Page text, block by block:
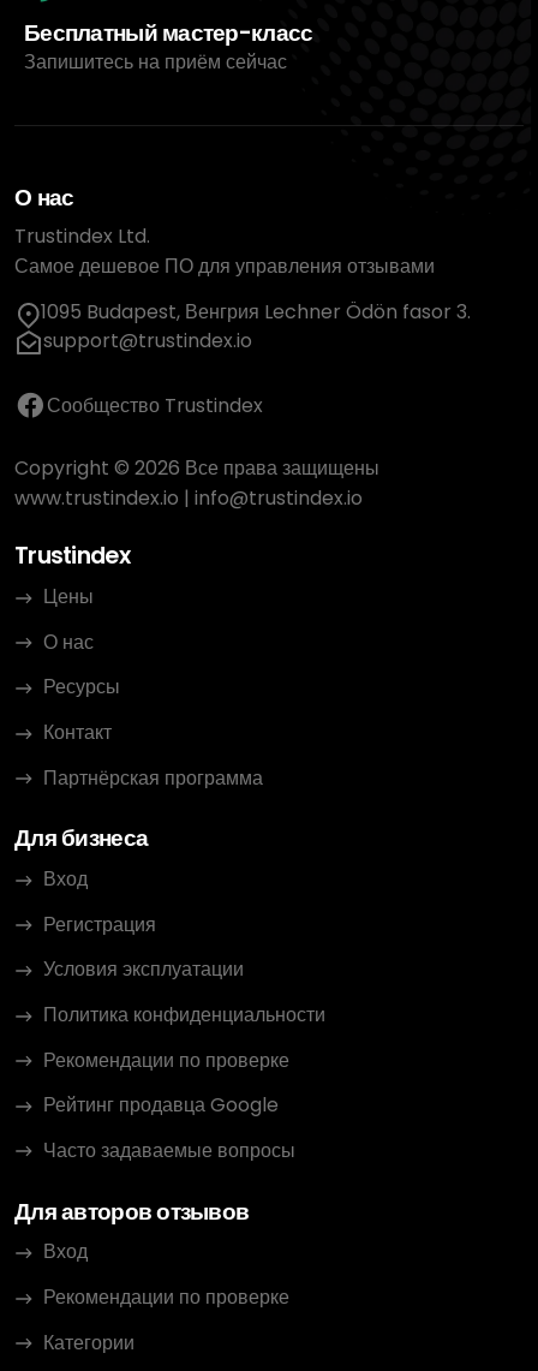
Бесплатный мастер-класс
Запишитесь на приём сейчас
О нас
Trustindex Ltd.
Самое дешевое ПО для управления отзывами
1095 Budapest, Венгрия Lechner Ödön fasor 3.
support@trustindex.io
Сообщество Trustindex
Copyright © 2026 Все права защищены
www.trustindex.io | info@trustindex.io
Trustindex
Цены
О нас
Ресурсы
Контакт
Партнёрская программа
Для бизнеса
Вход
Регистрация
Условия эксплуатации
Политика конфиденциальности
Рекомендации по проверке
Рейтинг продавца Google
Часто задаваемые вопросы
Для авторов отзывов
Вход
Рекомендации по проверке
Категории